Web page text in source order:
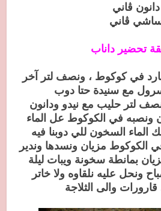
دانون ڤاني
ڤاني
تحضير داناب
في كوكوط ، ونصف لتر آخر
مع سنيدة حتا دوب
لتر حليب مع نيدو ودانون
ونصبه في الكوكوط عل الماء
الماء السخون للي دوبنا فيه
الكوكوط مزيان ونسدها وندير
بمانطة سخونة ويبات ليلة
ونحل عليه نلقاوه ولا خاتر
والى الثلاجة